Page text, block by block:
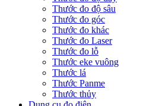
Thước đo độ sâu
Thước đo góc
Thước đo khác
Thước đo Laser
Thước đo lỗ
Thước eke vuông
Thước lá
Thước Panme
Thước thủy